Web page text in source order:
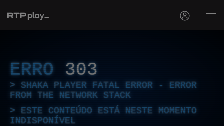
ERRO 303
SHAKA PLAYER FATAL ERROR - ERROR
FROM THE NETWORK STACK
ESTE CONTEÚDO ESTÁ NESTE MOMENTO
INDISPONÍVEL